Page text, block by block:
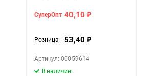
8cc6-b03af2b6059f
сиреневый
СуперОпт 40,10 ₽
Розница 53,40 ₽
Артикул: 00059614
В наличии